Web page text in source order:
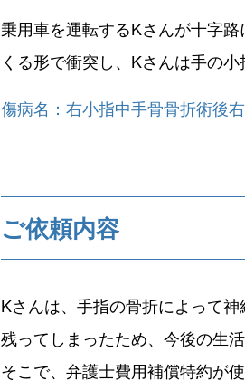
乗用車を運転するKさんが十字
くる形で衝突し、Kさんは手の
傷病名：右小指中手骨骨折術後
ご依頼内容
Kさんは、手指の骨折によって
残ってしまったため、今後の生
そこで、弁護士費用補償特約が